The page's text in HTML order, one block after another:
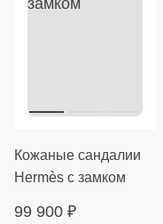
Кожаные сандалии
Hermès с замком
99 900 ₽